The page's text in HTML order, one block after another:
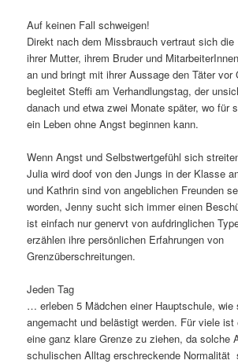
Auf keinen Fall schweigen!
Direkt nach dem Missbrauch vertraut sich die
ihrer Mutter, ihrem Bruder und
an und bringt mit ihrer Aussage den Täter vor
begleitet Steffi am Verhandlungstag, der
danach und etwa zwei Monate später, wo für
ein Leben ohne Angst beginnen kann.
Wenn Angst und Selbstwertgefühl sich
Julia wird doof von den Jungs in der Klasse
und Kathrin sind von angeblichen Freunden
worden, Jenny sucht sich immer einen
ist einfach nur genervt von aufdringlichen
erzählen ihre persönlichen Erfahrungen von
Grenzüberschreitungen.
Jeden Tag
… erleben 5 Mädchen einer Hauptschule, wie
angemacht und belästigt werden. Für viele ist
eine ganz klare Grenze zu ziehen, da solche
schulischen Alltag erschreckende Normalität